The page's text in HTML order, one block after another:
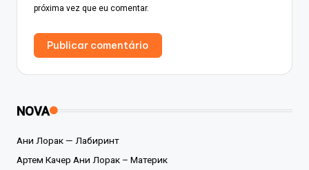
próxima vez que eu comentar.
NOVA
Ани Лорак — Лабиринт
Артем Качер Ани Лорак – Материк